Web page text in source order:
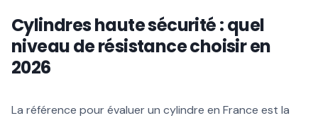
Cylindres haute sécurité : quel
niveau de résistance choisir en
2026
La référence pour évaluer un cylindre en France est la